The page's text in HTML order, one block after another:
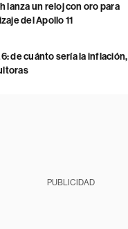
lanza un reloj con oro para
del Apollo 11
de cuánto sería la inflación,
PUBLICIDAD